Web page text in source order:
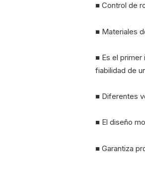
■ Control de
■ Materiales
■ Es el primer
fiabilidad de
■ Diferentes
■ El diseño
■ Garantiza